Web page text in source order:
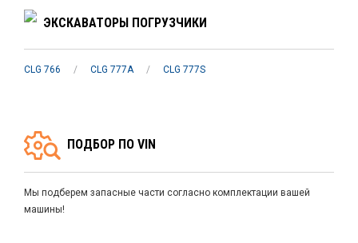
ЭКСКАВАТОРЫ ПОГРУЗЧИКИ
CLG 766 / CLG 777A / CLG 777S
ПОДБОР ПО VIN
Мы подберем запасные части согласно комплектации вашей
машины!